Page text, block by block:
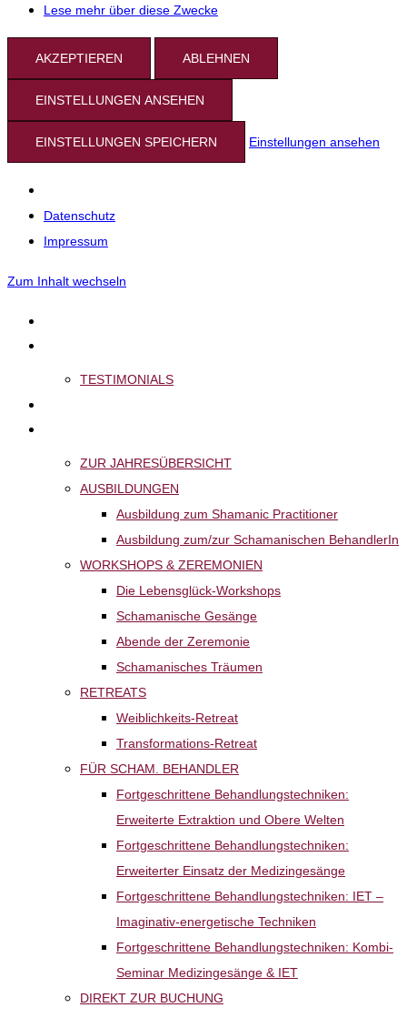
Lese mehr über diese Zwecke
AKZEPTIEREN ABLEHNEN
EINSTELLUNGEN ANSEHEN
EINSTELLUNGEN SPEICHERN Einstellungen ansehen
Datenschutz
Impressum
Zum Inhalt wechseln
TESTIMONIALS
ZUR JAHRESÜBERSICHT
AUSBILDUNGEN
Ausbildung zum Shamanic Practitioner
Ausbildung zum/zur Schamanischen BehandlerIn
WORKSHOPS & ZEREMONIEN
Die Lebensglück-Workshops
Schamanische Gesänge
Abende der Zeremonie
Schamanisches Träumen
RETREATS
Weiblichkeits-Retreat
Transformations-Retreat
FÜR SCHAM. BEHANDLER
Fortgeschrittene Behandlungstechniken:
Erweiterte Extraktion und Obere Welten
Fortgeschrittene Behandlungstechniken:
Erweiterter Einsatz der Medizingesänge
Fortgeschrittene Behandlungstechniken: IET –
Imaginativ-energetische Techniken
Fortgeschrittene Behandlungstechniken: Kombi-
Seminar Medizingesänge & IET
DIREKT ZUR BUCHUNG